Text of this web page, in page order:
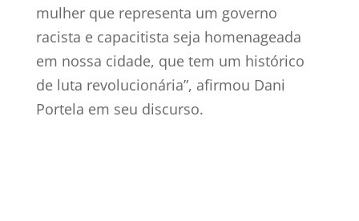
mulher que representa um governo
racista e capacitista seja homenageada
em nossa cidade, que tem um histórico
de luta revolucionária”, afirmou Dani
Portela em seu discurso.